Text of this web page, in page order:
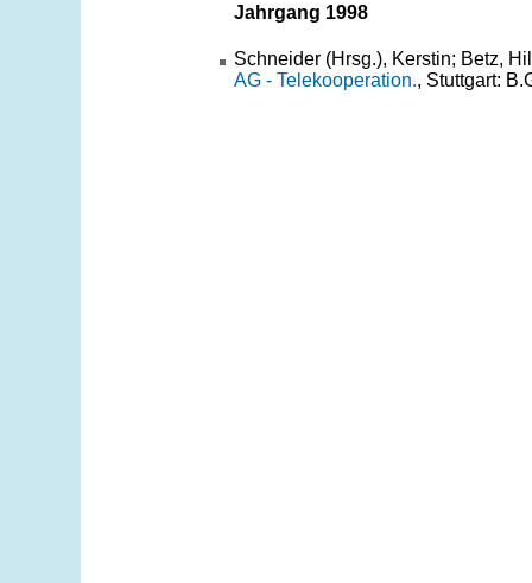
Jahrgang 1998
Schneider (Hrsg.), Kerstin; Betz,
AG - Telekooperation., Stuttgart: